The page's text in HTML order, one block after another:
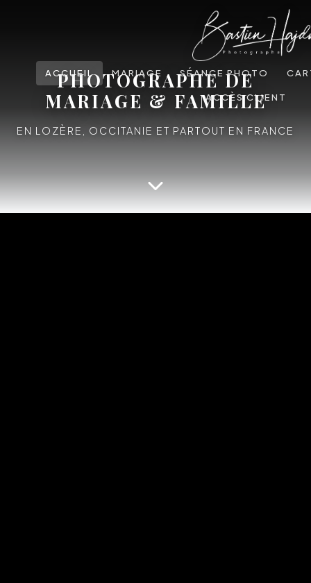
ACCUEIL MARIAGE SÉANCE PHOTO
ACCÈS CLIENT
PHOTOGRAPHE DE
MARIAGE & FAMILLE
EN LOZÈRE, OCCITANIE ET PARTOUT EN FRANCE